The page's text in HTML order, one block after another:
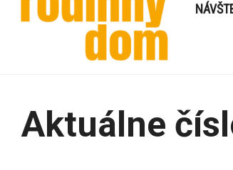
Aktuálne